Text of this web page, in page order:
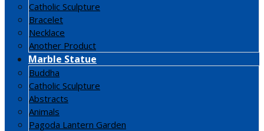
Catholic Sculpture
Bracelet
Necklace
Another Product
Marble Statue
Buddha
Catholic Sculpture
Abstracts
Animals
Pagoda Lantern Garden